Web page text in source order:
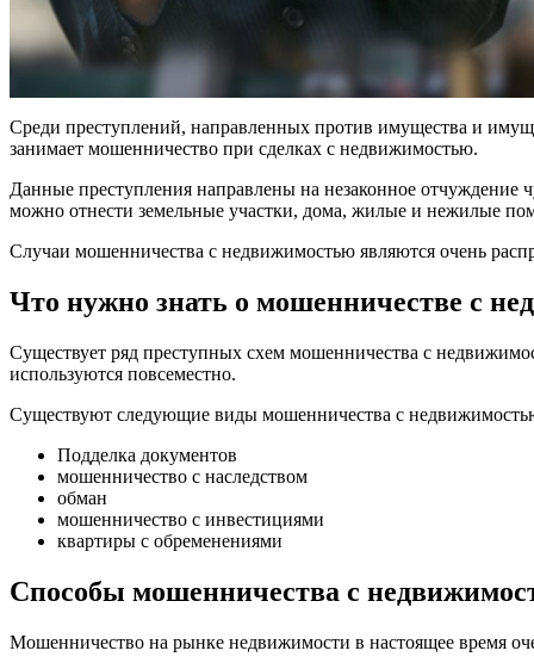
Среди преступлений, направленных против имущества и
занимает мошенничество при сделках с недвижимостью.
Данные преступления направлены на незаконное отчуждение
можно отнести земельные участки, дома, жилые и нежилые
Случаи мошенничества с недвижимостью являются очень
Что нужно знать о мошенничестве с
Существует ряд преступных схем мошенничества с
используются повсеместно.
Существуют следующие виды мошенничества с
Подделка документов
мошенничество с наследством
обман
мошенничество с инвестициями
квартиры с обременениями
Способы мошенничества с
Мошенничество на рынке недвижимости в настоящее время